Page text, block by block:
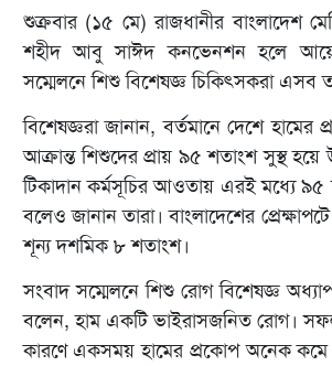
শুক্রবার (১৫ মে) রাজধানীর বাংলাদেশ
শহীদ আবু সাঈদ কনভেনশন হলে
সম্মেলনে শিশু বিশেষজ্ঞ চিকিৎসকরা এসব
বিশেষজ্ঞরা জানান, বর্তমানে দেশে হামের
আক্রান্ত শিশুদের প্রায় ৯৫ শতাংশ সুস্থ
টিকাদান কর্মসূচির আওতায় এরই মধ্যে
বলেও জানান তারা। বাংলাদেশের
শূন্য দশমিক ৮ শতাংশ।
সংবাদ সম্মেলনে শিশু রোগ বিশেষজ্ঞ
বলেন, হাম একটি ভাইরাসজনিত রোগ।
কারণে একসময় হামের প্রকোপ অনেক কমে